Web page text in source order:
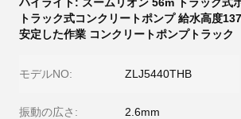
トラック式コンクリートポンプ 給水高度
安定した作業 コンクリートポンプトラック
モデルNO: ZLJ5440THB
振動の広さ: 2.6mm